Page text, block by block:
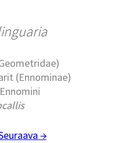
(Ennominae)
→